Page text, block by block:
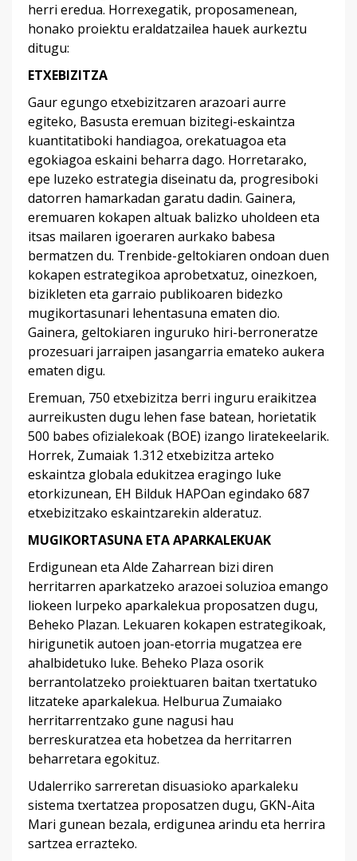
herri eredua. Horrexegatik, proposamenean,
honako proiektu eraldatzailea hauek aurkeztu
ditugu:
ETXEBIZITZA
Gaur egungo etxebizitzaren arazoari aurre
egiteko, Basusta eremuan bizitegi-eskaintza
kuantitatiboki handiagoa, orekatuagoa eta
egokiagoa eskaini beharra dago. Horretarako,
epe luzeko estrategia diseinatu da, progresiboki
datorren hamarkadan garatu dadin. Gainera,
eremuaren kokapen altuak balizko uholdeen eta
itsas mailaren igoeraren aurkako babesa
bermatzen du. Trenbide-geltokiaren ondoan duen
kokapen estrategikoa aprobetxatuz, oinezkoen,
bizikleten eta garraio publikoaren bidezko
mugikortasunari lehentasuna ematen dio.
Gainera, geltokiaren inguruko hiri-berroneratze
prozesuari jarraipen jasangarria emateko aukera
ematen digu.
Eremuan, 750 etxebizitza berri inguru eraikitzea
aurreikusten dugu lehen fase batean, horietatik
500 babes ofizialekoak (BOE) izango liratekeelarik.
Horrek, Zumaiak 1.312 etxebizitza arteko
eskaintza globala edukitzea eragingo luke
etorkizunean, EH Bilduk HAPOan egindako 687
etxebizitzako eskaintzarekin alderatuz.
MUGIKORTASUNA ETA APARKALEKUAK
Erdigunean eta Alde Zaharrean bizi diren
herritarren aparkatzeko arazoei soluzioa emango
liokeen lurpeko aparkalekua proposatzen dugu,
Beheko Plazan. Lekuaren kokapen estrategikoak,
hirigunetik autoen joan-etorria mugatzea ere
ahalbidetuko luke. Beheko Plaza osorik
berrantolatzeko proiektuaren baitan txertatuko
litzateke aparkalekua. Helburua Zumaiako
herritarrentzako gune nagusi hau
berreskuratzea eta hobetzea da herritarren
beharretara egokituz.
Udalerriko sarreretan disuasioko aparkaleku
sistema txertatzea proposatzen dugu, GKN-Aita
Mari gunean bezala, erdigunea arindu eta herrira
sartzea errazteko.